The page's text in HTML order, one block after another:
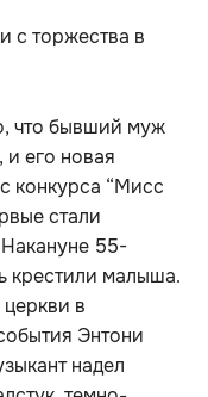
с торжества в
что бывший муж
его новая
конкурса “Мисс
стали
55-
крестили малыша.
в
Энтони
надел